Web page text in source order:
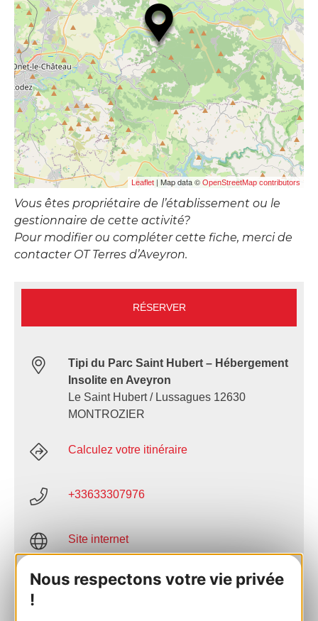
Nous respectons votre vie privée
!
Leaflet | Map data © OpenStreetMap contributors
Vous êtes propriétaire de l’établissement ou le
gestionnaire de cette activité?
Pour modifier ou compléter cette fiche, merci de
contacter OT Terres d’Aveyron.
RÉSERVER
Tipi du Parc Saint Hubert – Hébergement
Insolite en Aveyron
Le Saint Hubert / Lussagues 12630
MONTROZIER
Calculez votre itinéraire
+33633307976
Site internet
AJOUTER
AU CARNET